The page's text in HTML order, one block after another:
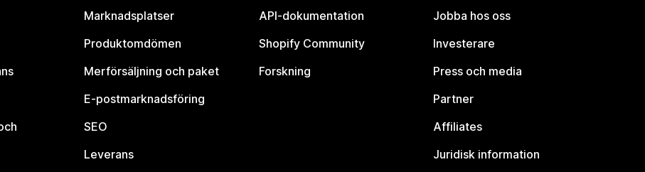
Marknadsplatser
Produktomdömen
Merförsäljning och paket
E-postmarknadsföring
SEO
Leverans
API-dokumentation
Shopify Community
Forskning
Jobba hos oss
Investerare
Press och media
Partner
Affiliates
Juridisk information